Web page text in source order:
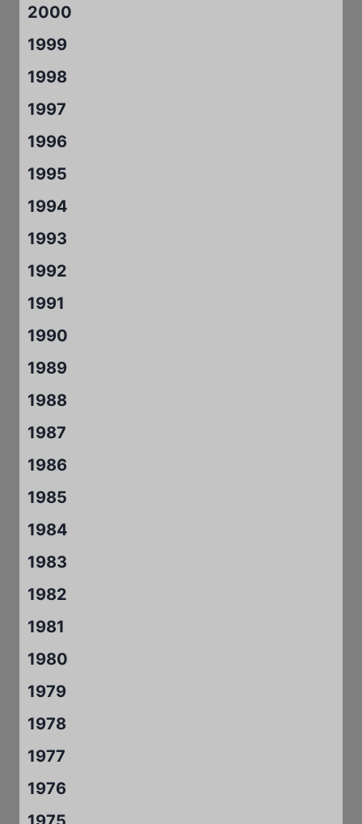
2000
1999
1998
1997
1996
1995
1994
1993
1992
1991
1990
1989
1988
1987
1986
1985
1984
1983
1982
1981
1980
1979
1978
1977
1976